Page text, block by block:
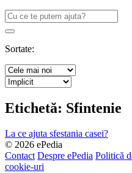
Caută
după:
Search
Sortate:
Etichetă: Sfintenie
La ce ajuta sfestania casei?
© 2026 ePedia
Contact Despre ePedia Politică
cookie-uri